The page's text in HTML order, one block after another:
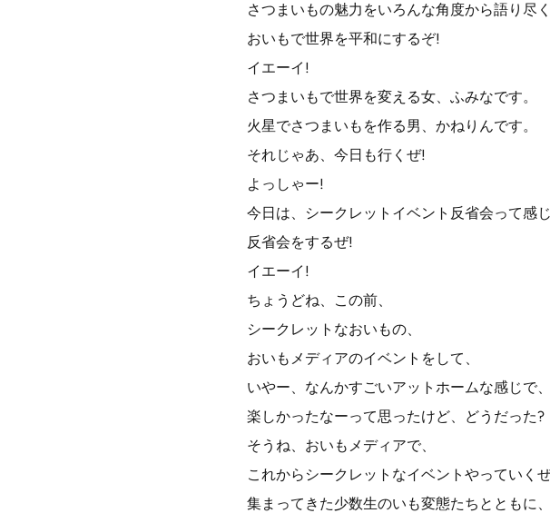
さつまいもの魅力をいろんな角度から語り尽
おいもで世界を平和にするぞ!
イエーイ!
さつまいもで世界を変える女、ふみなです。
火星でさつまいもを作る男、かねりんです。
それじゃあ、今日も行くぜ!
よっしゃー!
今日は、シークレットイベント反省会って感
反省会をするぜ!
イエーイ!
ちょうどね、この前、
シークレットなおいもの、
おいもメディアのイベントをして、
いやー、なんかすごいアットホームな感じで、
楽しかったなーって思ったけど、どうだった?
そうね、おいもメディアで、
これからシークレットなイベントやっていく
集まってきた少数生のいも変態たちとともに、